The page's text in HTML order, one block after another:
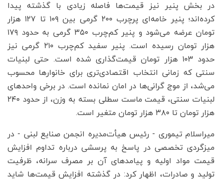
در بخش پنیر نیز قیمت‌ها فاصله زیادی با گذشته پیدا
کرده‌اند؛ پنیر خامه‌ای پرچرب ۲۰۰ گرمی بین ۱۰۹ تا ۱۲۷ هزار
تومان عرضه می‌شود و پنیر کم‌چرب ۳۵۰ گرمی به حدود ۱۷۹
هزار تومان رسیده است. پنیر سفید کم‌چرب ۲۱۰ گرمی نیز
حدود ۱۰۳ هزار تومان قیمت‌گذاری شده است. حتی لبنیات
سنتی که زمانی انتخاب اقتصادی‌تری برای خانوارها محسوب
می‌شد، از موج گرانی‌ها در امان نمانده است. در برخی واحدهای
لبنیات سنتی، قیمت ماست سطلی بسته به وزن، از حدود ۲۴۰
هزار تومان تا ۳۸۰ هزار تومان متغیر است.
میراسلام تیموری - رئیس هیأت‌مدیره انجمن صنایع لبنی - در
میزگردی تخصصی در پاسخ به پرسشی درباره تداوم افزایش
قیمت مواد اولیه و پیامدهای آن بر مصرف سرانه، ظرفیت
تولید و صادرات، اظهار کرد: در گذشته افزایش قیمت‌ها شاید